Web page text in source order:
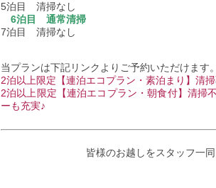
5泊目 清掃なし
6泊目 通常清掃
7泊目 清掃なし
当プランは下記リンクよりご予約いただけます。
2泊以上限定【連泊エコプラン・素泊まり】清
2泊以上限定【連泊エコプラン・朝食付】清掃
ーも充実♪
皆様のお越しをスタッフ一